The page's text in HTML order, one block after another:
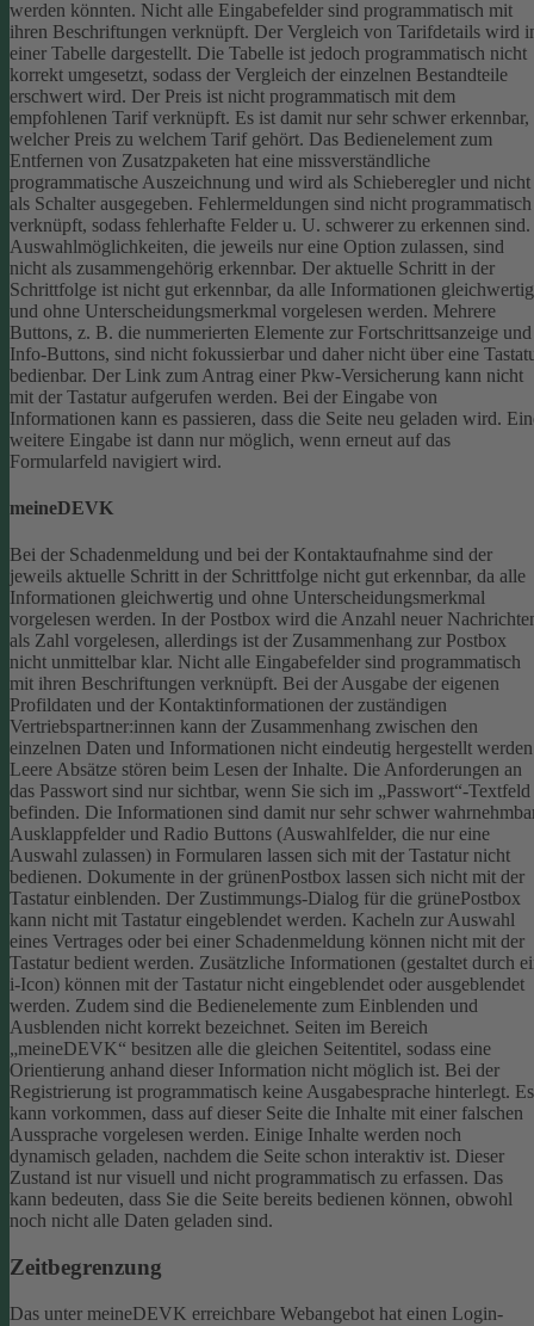
werden könnten. Nicht alle Eingabefelder sind programmatisch mit
ihren Beschriftungen verknüpft. Der Vergleich von Tarifdetails wird
einer Tabelle dargestellt. Die Tabelle ist jedoch programmatisch nicht
korrekt umgesetzt, sodass der Vergleich der einzelnen Bestandteile
erschwert wird. Der Preis ist nicht programmatisch mit dem
empfohlenen Tarif verknüpft. Es ist damit nur sehr schwer erkennbar,
welcher Preis zu welchem Tarif gehört. Das Bedienelement zum
Entfernen von Zusatzpaketen hat eine missverständliche
programmatische Auszeichnung und wird als Schieberegler und nicht
als Schalter ausgegeben. Fehlermeldungen sind nicht programmatisch
verknüpft, sodass fehlerhafte Felder u. U. schwerer zu erkennen sind.
Auswahlmöglichkeiten, die jeweils nur eine Option zulassen, sind
nicht als zusammengehörig erkennbar. Der aktuelle Schritt in der
Schrittfolge ist nicht gut erkennbar, da alle Informationen gleichwertig
und ohne Unterscheidungsmerkmal vorgelesen werden. Mehrere
Buttons, z. B. die nummerierten Elemente zur Fortschrittsanzeige und
Info-Buttons, sind nicht fokussierbar und daher nicht über eine
bedienbar. Der Link zum Antrag einer Pkw-Versicherung kann nicht
mit der Tastatur aufgerufen werden. Bei der Eingabe von
Informationen kann es passieren, dass die Seite neu geladen wird.
weitere Eingabe ist dann nur möglich, wenn erneut auf das
Formularfeld navigiert wird.
meineDEVK
Bei der Schadenmeldung und bei der Kontaktaufnahme sind der
jeweils aktuelle Schritt in der Schrittfolge nicht gut erkennbar, da alle
Informationen gleichwertig und ohne Unterscheidungsmerkmal
vorgelesen werden. In der Postbox wird die Anzahl neuer
als Zahl vorgelesen, allerdings ist der Zusammenhang zur Postbox
nicht unmittelbar klar. Nicht alle Eingabefelder sind programmatisch
mit ihren Beschriftungen verknüpft. Bei der Ausgabe der eigenen
Profildaten und der Kontaktinformationen der zuständigen
Vertriebspartner:innen kann der Zusammenhang zwischen den
einzelnen Daten und Informationen nicht eindeutig hergestellt
Leere Absätze stören beim Lesen der Inhalte. Die Anforderungen an
das Passwort sind nur sichtbar, wenn Sie sich im „Passwort“-Textfeld
befinden. Die Informationen sind damit nur sehr schwer
Ausklappfelder und Radio Buttons (Auswahlfelder, die nur eine
Auswahl zulassen) in Formularen lassen sich mit der Tastatur nicht
bedienen. Dokumente in der grünenPostbox lassen sich nicht mit der
Tastatur einblenden. Der Zustimmungs-Dialog für die grünePostbox
kann nicht mit Tastatur eingeblendet werden. Kacheln zur Auswahl
eines Vertrages oder bei einer Schadenmeldung können nicht mit der
Tastatur bedient werden. Zusätzliche Informationen (gestaltet durch
i-Icon) können mit der Tastatur nicht eingeblendet oder ausgeblendet
werden. Zudem sind die Bedienelemente zum Einblenden und
Ausblenden nicht korrekt bezeichnet. Seiten im Bereich
„meineDEVK“ besitzen alle die gleichen Seitentitel, sodass eine
Orientierung anhand dieser Information nicht möglich ist. Bei der
Registrierung ist programmatisch keine Ausgabesprache hinterlegt. Es
kann vorkommen, dass auf dieser Seite die Inhalte mit einer falschen
Aussprache vorgelesen werden. Einige Inhalte werden noch
dynamisch geladen, nachdem die Seite schon interaktiv ist. Dieser
Zustand ist nur visuell und nicht programmatisch zu erfassen. Das
kann bedeuten, dass Sie die Seite bereits bedienen können, obwohl
noch nicht alle Daten geladen sind.
Zeitbegrenzung
Das unter meineDEVK erreichbare Webangebot hat einen Login-